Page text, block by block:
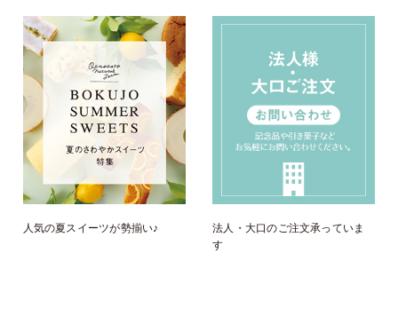
人気の夏スイーツが勢揃い♪
法人・大口のご注文承っていま
す